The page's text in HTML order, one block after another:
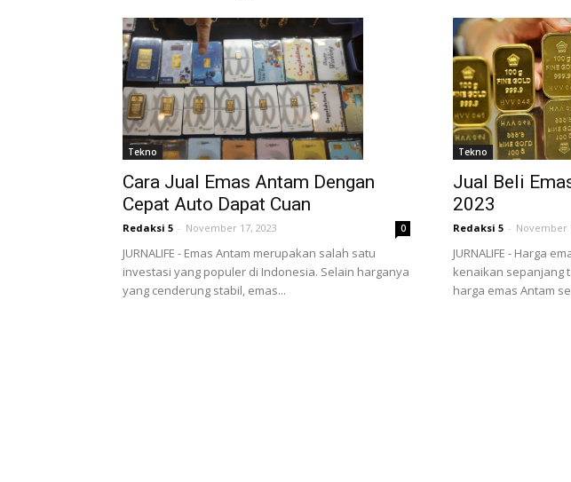
Tekno
Cara Jual Emas Antam Dengan
Cepat Auto Dapat Cuan
Redaksi 5 - November 17, 2023 0
JURNALIFE - Emas Antam merupakan salah satu
investasi yang populer di Indonesia. Selain harganya
yang cenderung stabil, emas...
Tekno
Jual Beli
2023
Redaksi 5 - November
JURNALIFE - Harga
kenaikan sepanjang
harga emas Antam